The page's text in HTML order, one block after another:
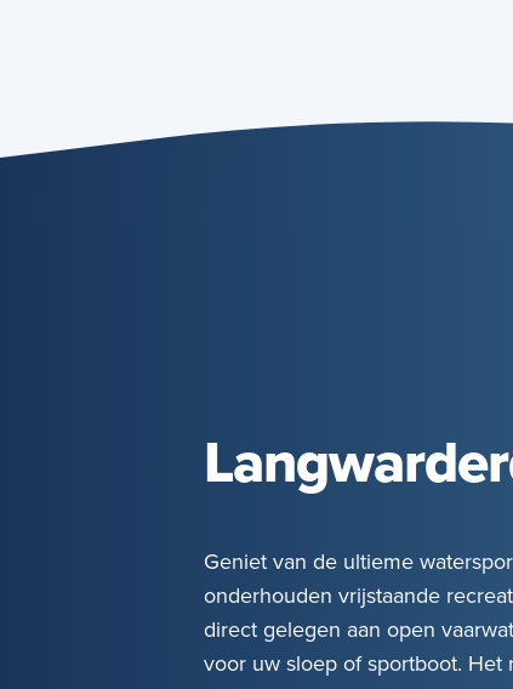
Geniet van de ultieme
onderhouden vrijstaande
direct gelegen aan open
voor uw sloep of sportboot.